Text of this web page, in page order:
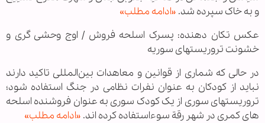
و به خاک سپرده شد. «ادامه مطلب»
عکس تکان دهنده: پسرک اسلحه فروش / اوج وحشی گری و
خشونت تروریستهای سوریه
در حالی که شماری از قوانین و معاهدات بین‌المللی تاکید دارند
نباید از کودکان به عنوان نفرات نظامی در جنگ استفاده شود؛
تروریستهای سوری از یک کودک سوری به عنوان فروشنده اسلحه
های کمری در شهر رقة سوءاستفاده کرده اند. «ادامه مطلب»